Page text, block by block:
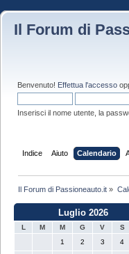
Il Forum di
Benvenuto! Effettua l'accesso
Inserisci il nome utente, la
Indice Aiuto Calendario
Il Forum di Passioneauto.it »
Luglio 2026
L M M G V S
1
2 3 4